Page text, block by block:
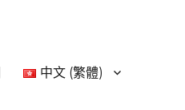
中文 (繁體)